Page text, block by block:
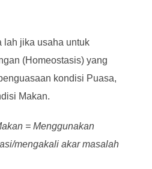
lah jika usaha untuk
(Homeostasis) yang
kondisi Puasa,
Makan.
= Menggunakan
mengakali akar masalah